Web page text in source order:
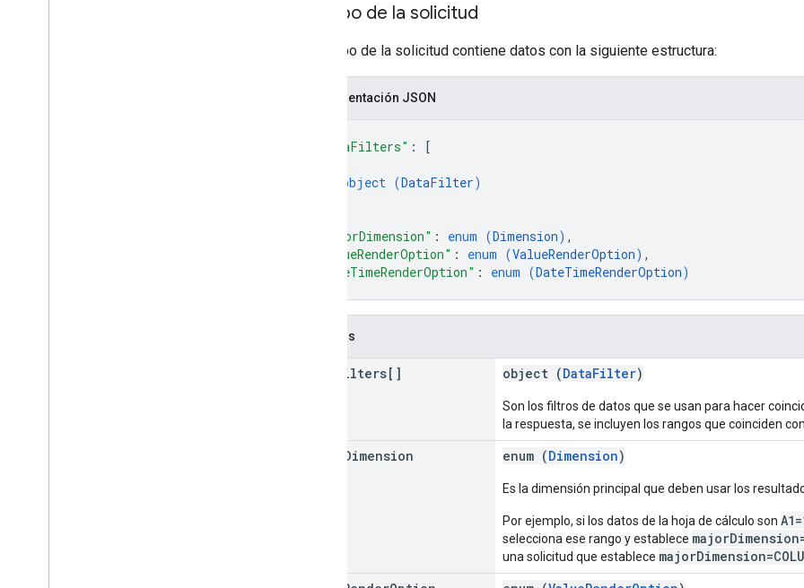
Cuerpo de la solicitud
El cuerpo de la solicitud contiene datos con la siguiente estructura:
Representación JSON
"dataFilters" :
[
object (DataFilter)
"majorDimension" : enum (Dimension) ,
"valueRenderOption" : enum (ValueRenderOption) ,
"dateTimeRenderOption" : enum (DateTimeRenderOption)
Campos
Filters[] object (DataFilter)
Son los filtros de datos que se usan para hacer
la respuesta, se incluyen los rangos que coinciden
Dimension enum (Dimension)
Es la dimensión principal que deben usar los
Por ejemplo, si los datos de la hoja de cálculo son
selecciona ese rango y establece
una solicitud que establece